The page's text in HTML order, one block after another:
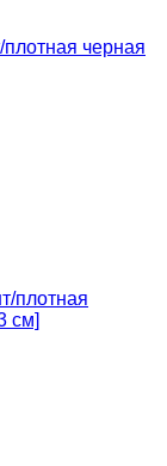
черная
плотная
см]